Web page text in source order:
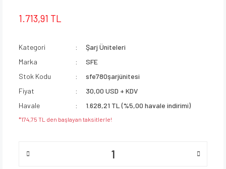
1.713,91 TL
Kategori
Şarj Üniteleri
Marka
SFE
Stok Kodu
sfe780şarjünitesi
Fiyat
30,00 USD + KDV
Havale
1.628,21 TL (%5,00 havale indirimi)
*174,75 TL den başlayan taksitlerle!